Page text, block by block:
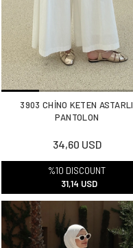
3903 CHİNO KETEN ASTARLI
PANTOLON
34,60 USD
%10 DISCOUNT
31,14 USD